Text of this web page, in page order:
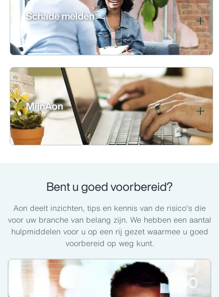
Schade melden
MijnAon
Bent u goed voorbereid?
Aon deelt inzichten, tips en kennis van de risico's die
voor uw branche van belang zijn. We hebben een aantal
hulpmiddelen voor u op een rij gezet waarmee u goed
voorbereid op weg kunt.